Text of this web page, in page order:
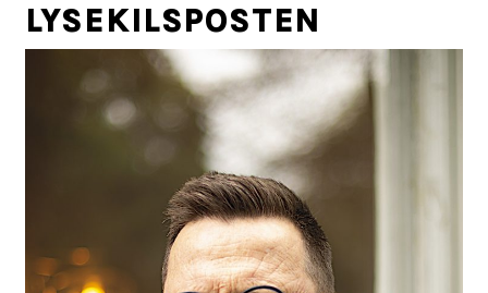
LYSEKILSPOSTEN